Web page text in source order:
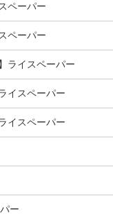
ペーパー
ペーパー
ライスペーパー
イスペーパー
イスペーパー
ー